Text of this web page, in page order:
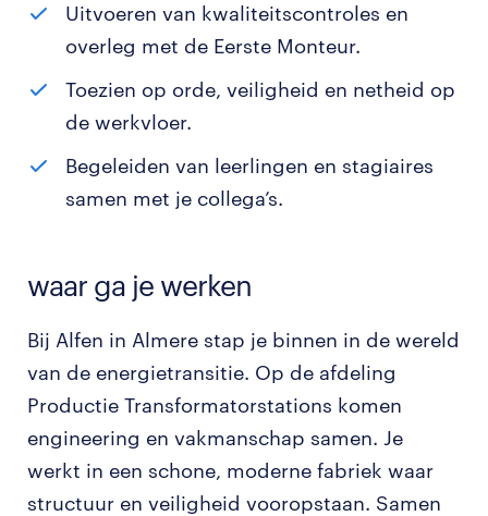
Uitvoeren van kwaliteitscontroles en
overleg met de Eerste Monteur.
Toezien op orde, veiligheid en netheid op
de werkvloer.
Begeleiden van leerlingen en stagiaires
samen met je collega’s.
waar ga je werken
Bij Alfen in Almere stap je binnen in de wereld
van de energietransitie. Op de afdeling
Productie Transformatorstations komen
engineering en vakmanschap samen. Je
werkt in een schone, moderne fabriek waar
structuur en veiligheid vooropstaan. Samen